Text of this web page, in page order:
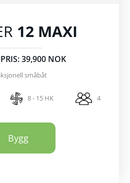
12 MAXI
39,900 NOK
småbåt
8 - 15 HK 4
Bygg